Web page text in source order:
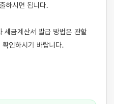
하시면 됩니다.
세금계산서 발급 방법은 관할
인하시기 바랍니다.